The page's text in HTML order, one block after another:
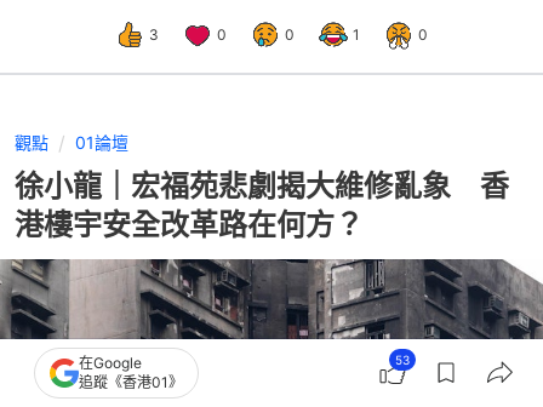
3 0 0 1 0
觀點 01論壇
徐小龍｜宏福苑悲劇揭大維修亂象 香
港樓宇安全改革路在何方？
在Google
追蹤《香港01》
53